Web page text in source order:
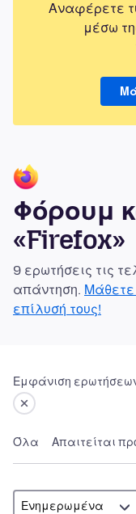
Αναφέρετε
μέσω
Φόρουμ
«Firefox»
9 ερωτήσεις τις
απάντηση. Μάθετε
επίλυσή τους!
Εμφάνιση
Όλα Απαιτείται